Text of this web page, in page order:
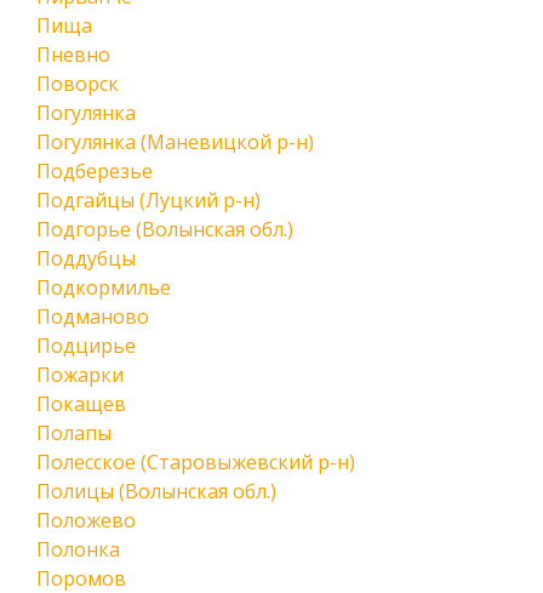
Пища
Пневно
Поворск
Погулянка
Погулянка (Маневицкой р-н)
Подберезье
Подгайцы (Луцкий р-н)
Подгорье (Волынская обл.)
Поддубцы
Подкормилье
Подманово
Подцирье
Пожарки
Покащев
Полапы
Полесское (Старовыжевский р-н)
Полицы (Волынская обл.)
Положево
Полонка
Поромов